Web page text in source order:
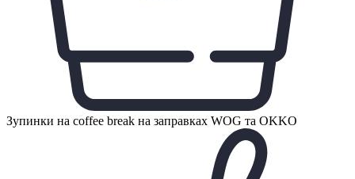
Зупинки на coffee break на заправках WOG та OKKO